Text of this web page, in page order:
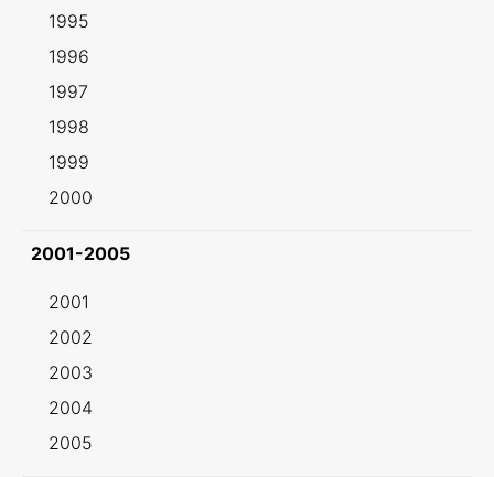
1995
1996
1997
1998
1999
2000
2001-2005
2001
2002
2003
2004
2005